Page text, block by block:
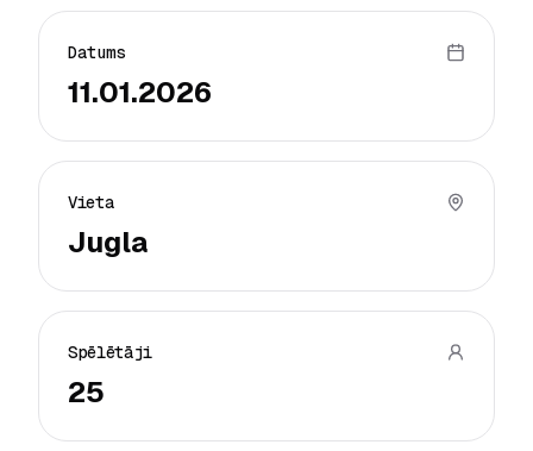
Datums
11.01.2026
Vieta
Jugla
Spēlētāji
25